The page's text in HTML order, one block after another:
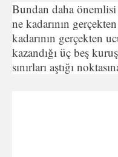
Bundan daha önemlisi
ne kadarının
kadarının gerçekten
kazandığı üç beş
sınırları aştığı